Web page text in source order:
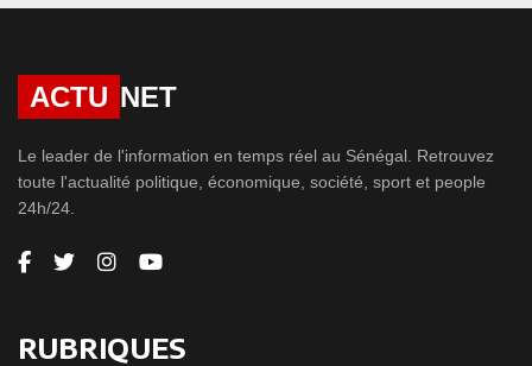
ACTU NET
Le leader de l'information en temps réel au Sénégal. Retrouvez
toute l'actualité politique, économique, société, sport et people
24h/24.
RUBRIQUES